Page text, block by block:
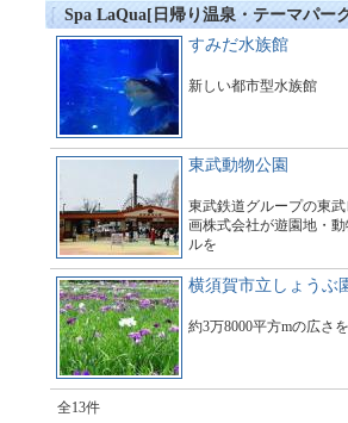
Spa LaQua[日帰り温泉・テーマパー
すみだ水族館
新しい都市型水族館
東武動物公園
東武鉄道グループの東
画株式会社が遊園地・
ルを
施設である。
横須賀市立しょうぶ
約3万8000平方mの広さ
全13件